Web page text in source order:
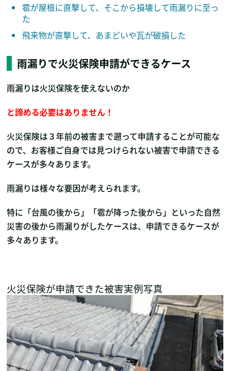
雹が屋根に直撃して、そこから損壊して雨漏りに至っ
た
飛来物が直撃して、あまどいや瓦が破損した
雨漏りで火災保険申請ができるケース
雨漏りは火災保険を使えないのか
と諦める必要はありません！
火災保険は３年前の被害まで遡って申請することが可能な
ので、お客様ご自身では見つけられない被害で申請できる
ケースが多々あります。
雨漏りは様々な要因が考えられます。
特に「台風の後から」「雹が降った後から」といった自然
災害の後から雨漏りがしたケースは、申請できるケースが
多々あります。
火災保険が申請できた被害実例写真